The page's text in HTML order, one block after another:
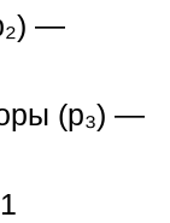
—
(p₃) —